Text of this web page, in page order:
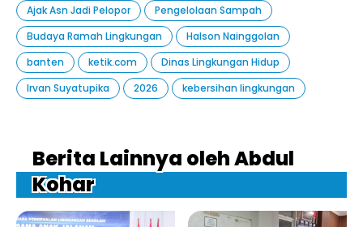
Ajak Asn Jadi Pelopor
Pengelolaan Sampah
Budaya Ramah Lingkungan
Halson Nainggolan
banten
ketik.com
Dinas Lingkungan Hidup
Irvan Suyatupika
2026 kebersihan lingkungan
Berita Lainnya oleh Abdul
Kohar